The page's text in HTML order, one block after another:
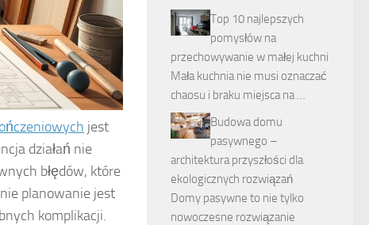
jest
działań nie
błędów, które
planowanie jest
komplikacji.
Top 10 najlepszych
pomysłów na
przechowywanie w małej kuchni
Mała kuchnia nie musi oznaczać
chaosu i braku miejsca na …
Budowa domu
pasywnego –
architektura przyszłości dla
ekologicznych rozwiązań
Domy pasywne to nie tylko
nowoczesne rozwiązanie